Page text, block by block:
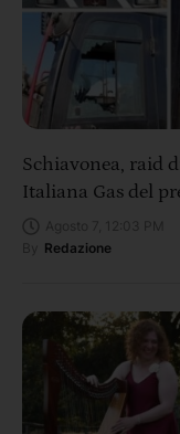
Schiavonea, raid
Italiana Gas del
Redazione